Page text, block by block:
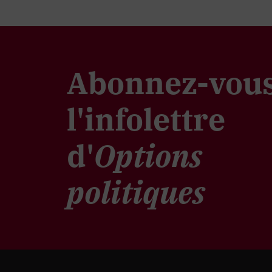
Abonnez-
l'infolettre
d'Options
politiques